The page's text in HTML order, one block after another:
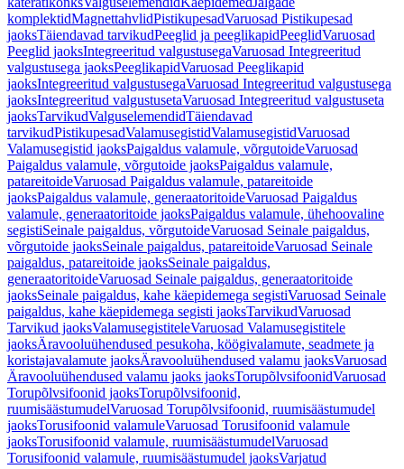
komplektidMagnettahvlidPistikupesadVaruosad Pistikupesad
jaoksTäiendavad tarvikudPeeglid ja peeglikapidPeeglidVaruosad
Peeglid jaoksIntegreeritud valgustusegaVaruosad Integreeritud
valgustusega jaoksPeeglikapidVaruosad Peeglikapid
jaoksIntegreeritud valgustusegaVaruosad Integreeritud valgustusega
jaoksIntegreeritud valgustusetaVaruosad Integreeritud valgustuseta
jaoksTarvikudValguselemendidTäiendavad
tarvikudPistikupesadValamusegistidValamusegistidVaruosad
Valamusegistid jaoksPaigaldus valamule, võrgutoideVaruosad
Paigaldus valamule, võrgutoide jaoksPaigaldus valamule,
patareitoideVaruosad Paigaldus valamule, patareitoide
jaoksPaigaldus valamule, generaatoritoideVaruosad Paigaldus
valamule, generaatoritoide jaoksPaigaldus valamule, ühehoovaline
segistiSeinale paigaldus, võrgutoideVaruosad Seinale paigaldus,
võrgutoide jaoksSeinale paigaldus, patareitoideVaruosad Seinale
paigaldus, patareitoide jaoksSeinale paigaldus,
generaatoritoideVaruosad Seinale paigaldus, generaatoritoide
jaoksSeinale paigaldus, kahe käepidemega segistiVaruosad Seinale
paigaldus, kahe käepidemega segisti jaoksTarvikudVaruosad
Tarvikud jaoksValamusegistiteleVaruosad Valamusegistitele
jaoksÄravooluühendused pesukoha, köögivalamute, seadmete ja
koristajavalamute jaoksÄravooluühendused valamu jaoksVaruosad
Äravooluühendused valamu jaoks jaoksTorupõlvsifoonidVaruosad
Torupõlvsifoonid jaoksTorupõlvsifoonid,
ruumisäästumudelVaruosad Torupõlvsifoonid, ruumisäästumudel
jaoksTorusifoonid valamuleVaruosad Torusifoonid valamule
jaoksTorusifoonid valamule, ruumisäästumudelVaruosad
Torusifoonid valamule, ruumisäästumudel jaoksVarjatud